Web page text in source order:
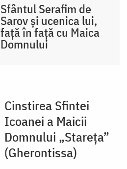
Sfântul Serafim de
Sarov și ucenica lui,
față în față cu Maica
Domnului
Cinstirea Sfintei
Icoanei a Maicii
Domnului „Stareța”
(Gherontissa)